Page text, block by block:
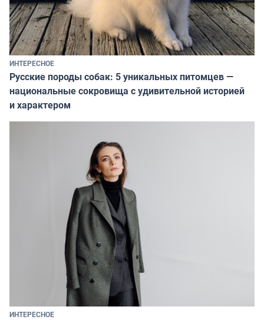
ИНТЕРЕСНОЕ
Русские породы собак: 5 уникальных питомцев —
национальные сокровища с удивительной историей
и характером
ИНТЕРЕСНОЕ